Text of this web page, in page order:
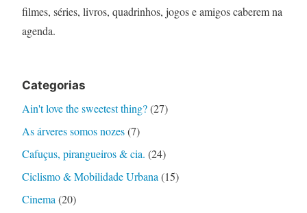
filmes, séries, livros, quadrinhos, jogos e amigos caberem na
agenda.
Categorias
Ain't love the sweetest thing?(27)
As árveres somos nozes(7)
Cafuçus, pirangueiros & cia. (24)
Ciclismo & Mobilidade Urbana (15)
Cinema (20)